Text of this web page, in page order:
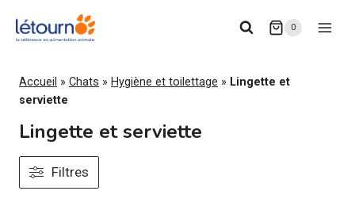
0
Accueil » Chats » Hygiène et toilettage » Lingette et
serviette
Lingette et serviette
Filtres